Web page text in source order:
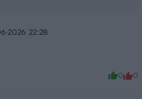
22:28
0 0